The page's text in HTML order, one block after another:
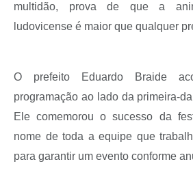
multidão, prova de que a
ludovicense é maior que qualquer
O prefeito Eduardo Braide
programação ao lado da primeira-
Ele comemorou o sucesso da
nome de toda a equipe que
para garantir um evento conforme